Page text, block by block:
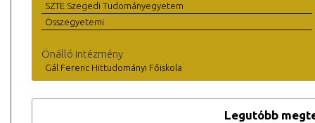
SZTE Szegedi Tudományegyetem
Összegyetemi
Önálló intézmény
Gál Ferenc Hittudományi Főiskola
Legutóbb